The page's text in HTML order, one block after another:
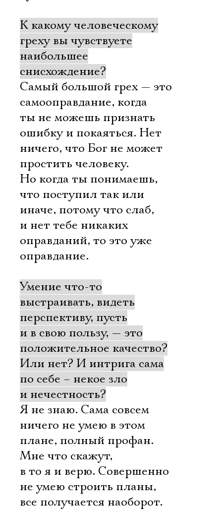
К какому человеческому
греху вы чувствуете
наибольшее
снисхождение?
Самый большой грех — это
самооправдание, когда
ты не можешь признать
ошибку и покаяться. Нет
ничего, что Бог не может
простить человеку.
Но когда ты понимаешь,
что поступил так или
иначе, потому что слаб,
и нет тебе никаких
оправданий, то это уже
оправдание.
Умение что-то
выстраивать, видеть
перспективу, пусть
и в свою пользу, — это
положительное качество?
Или нет? И интрига сама
по себе – некое зло
и нечестность?
Я не знаю. Сама совсем
ничего не умею в этом
плане, полный профан.
Мне что скажут,
в то я и верю. Совершенно
не умею строить планы,
все получается наоборот.